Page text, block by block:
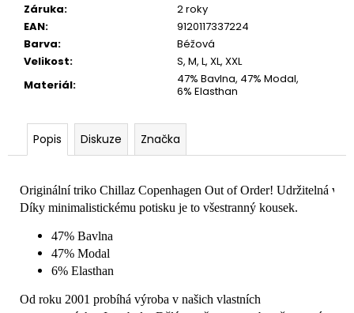
Záruka:
2 roky
EAN:
9120117337224
Barva:
Béžová
Velikost:
S, M, L, XL, XXL
Materiál:
47% Bavlna, 47% Modal,
6% Elasthan
Popis Diskuze Značka
Originální triko Chillaz Copenhagen Out of Order! Udržitelná
Díky minimalistickému potisku je to všestranný kousek.
47% Bavlna
47% Modal
6% Elasthan
Od roku 2001 probíhá výroba v našich vlastních